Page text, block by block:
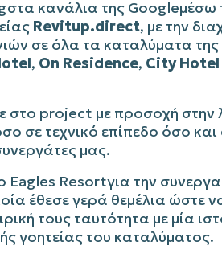
στα κανάλια της Googleμέσω
Revitup.direct, με την
σε όλα τα καταλύματα της
, On Residence, City
στο project με προσοχή στην
σε τεχνικό επίπεδο όσο και
μας.
Eagles Resortγια την
έθεσε γερά θεμέλια ώστε
τους ταυτότητα με μία
γοητείαςτου καταλύματος.